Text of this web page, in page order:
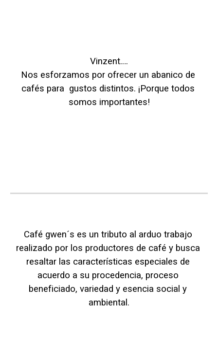
Vinzent.…
Nos esforzamos por ofrecer un abanico de
cafés para  gustos distintos. ¡Porque todos
somos importantes!
Café gwen´s es un tributo al arduo trabajo
realizado por los productores de café y busca
resaltar las características especiales de
acuerdo a su procedencia, proceso
beneficiado, variedad y esencia social y
ambiental.